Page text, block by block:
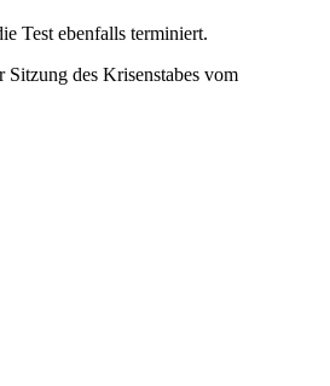
Test ebenfalls terminiert.
Sitzung des Krisenstabes vom